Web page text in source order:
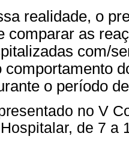
realidade, o
comparar as
com/
comportamento
o período
no V
de 7 a